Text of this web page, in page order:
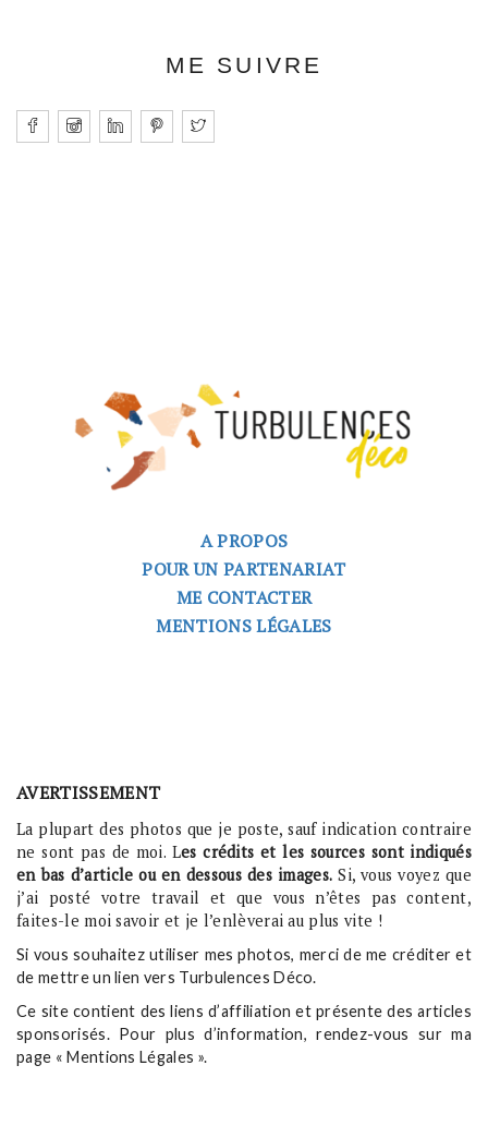
ME SUIVRE
A PROPOS
POUR UN PARTENARIAT
ME CONTACTER
MENTIONS LÉGALES
AVERTISSEMENT
La plupart des photos que je poste, sauf indication contraire
ne sont pas de moi. Les crédits et les sources sont indiqués
en bas d’article ou en dessous des images. Si, vous voyez que
j’ai posté votre travail et que vous n’êtes pas content,
faites-le moi savoir et je l’enlèverai au plus vite !
Si vous souhaitez utiliser mes photos, merci de me créditer et
de mettre un lien vers Turbulences Déco.
Ce site contient des liens d’affiliation et présente des articles
sponsorisés. Pour plus d’information, rendez-vous sur ma
page « Mentions Légales ».